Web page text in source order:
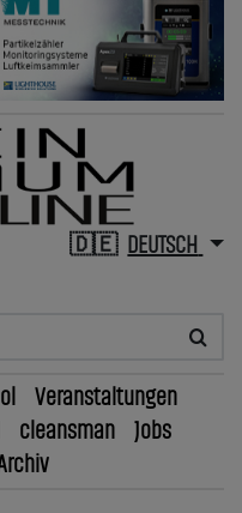
DEUTSCH
Veranstaltungen
cleansman
Jobs